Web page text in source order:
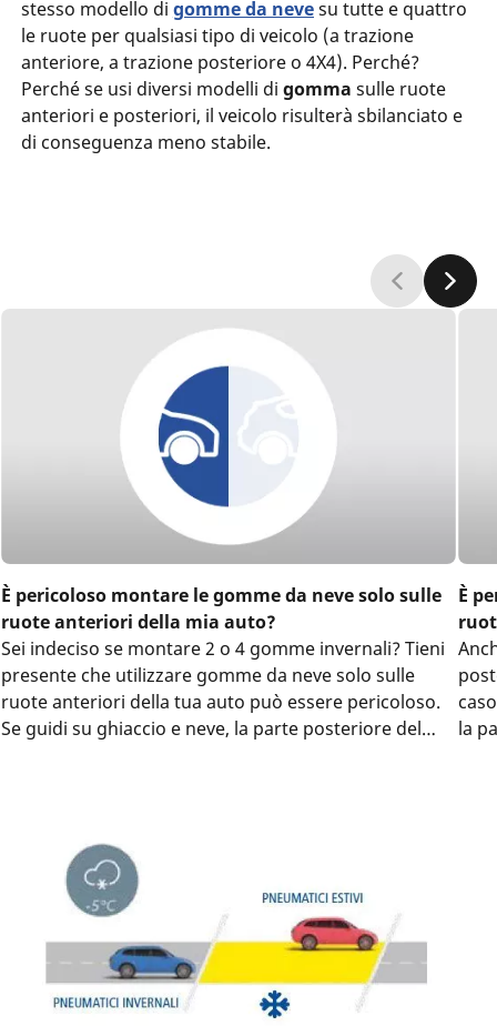
stesso modello di gomme da nevesu tutte e quattro
le ruote per qualsiasi tipo di veicolo (a trazione
anteriore, a trazione posteriore o 4X4). Perché?
Perché se usi diversi modelli di gomma sulle ruote
anteriori e posteriori, il veicolo risulterà sbilanciato e
di conseguenza meno stabile.
È pericoloso montare le gomme da neve solo sulle
ruote anteriori della mia auto?
Sei indeciso se montare 2 o 4 gomme invernali? Tieni
presente che utilizzare gomme da neve solo sulle
ruote anteriori della tua auto può essere pericoloso.
Se guidi su ghiaccio e neve, la parte posteriore del
guida invernale.
Nei veicoli a trazione posteriore, montare le gomme
invernali solo sulle ruote anteriori non migliora la
mobilità.
È
la